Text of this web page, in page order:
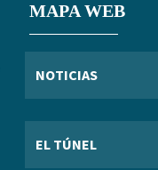
MAPA WEB
NOTICIAS
EL TÚNEL